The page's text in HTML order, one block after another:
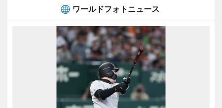
ワールドフォトニュース